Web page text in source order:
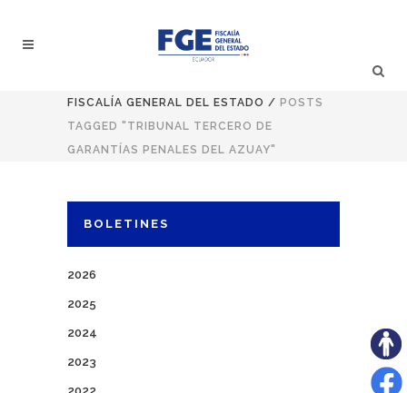
FISCALÍA GENERAL DEL ESTADO / POSTS
TAGGED "TRIBUNAL TERCERO DE
GARANTÍAS PENALES DEL AZUAY"
BOLETINES
2026
2025
2024
2023